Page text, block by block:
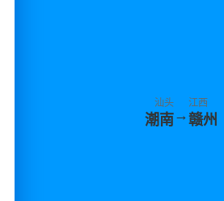
汕头
潮南→
江西
赣州